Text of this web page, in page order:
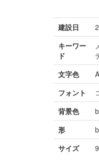
建設日
キーワー
ド
文字色
フォント
背景色
形
サイズ